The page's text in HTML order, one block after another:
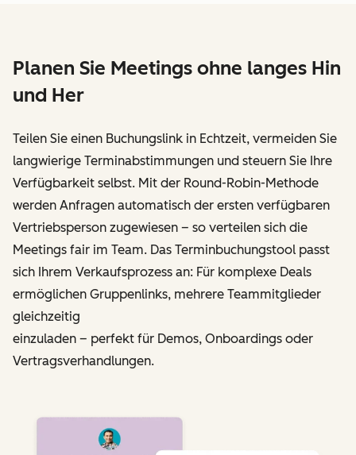
Planen Sie Meetings ohne langes Hin
und Her
Teilen Sie einen Buchungslink in Echtzeit, vermeiden Sie
langwierige Terminabstimmungen und steuern Sie Ihre
Verfügbarkeit selbst. Mit der Round-Robin-Methode
werden Anfragen automatisch der ersten verfügbaren
Vertriebs­person zugewiesen – so verteilen sich die
Meetings fair im Team. Das Terminbuchungstool passt
sich Ihrem Verkaufsprozess an: Für komplexe Deals
ermöglichen Gruppenlinks, mehrere Teammitglieder
gleichzeitig
einzuladen – perfekt für Demos, Onboardings oder
Vertragsverhandlungen.